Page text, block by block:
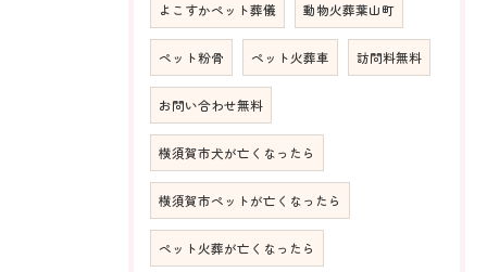
よこすかペット葬儀 動物火葬葉山町
ペット粉骨 ペット火葬車 訪問料無料
お問い合わせ無料
横須賀市犬が亡くなったら
横須賀市ペットが亡くなったら
ペット火葬が亡くなったら